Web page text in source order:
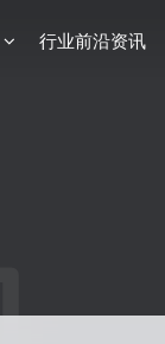
行业前沿资讯